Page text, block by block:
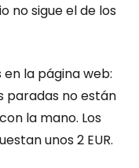
no sigue el de los
la página web:
paradas no están
la mano. Los
unos2 EUR.